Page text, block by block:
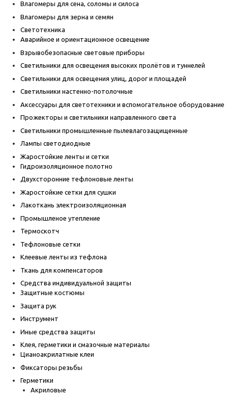
Влагомеры для сена, соломы и силоса
Влагомеры для зерна и семян
Светотехника
Аварийное и ориентационное освещение
Взрывобезопасные световые приборы
Светильники для освещения высоких пролётов и туннелей
Светильники для освещения улиц, дорог и площадей
Светильники настенно-потолочные
Аксессуары для светотехники и вспомогательное оборудование
Прожекторы и светильники направленного света
Светильники промышленные пылевлагозащищенные
Лампы светодиодные
Жаростойкие ленты и сетки
Гидроизоляционное полотно
Двухсторонние тефлоновые ленты
Жаростойкие сетки для сушки
Лакоткань электроизоляционная
Промышленое утепление
Термоскотч
Тефлоновые сетки
Клеевые ленты из тефлона
Ткань для компенсаторов
Средства индивидуальной защиты
Защитные костюмы
Защита рук
Инструмент
Иные средства защиты
Клея, герметики и смазочные материалы
Цианоакрилатные клеи
Фиксаторы резьбы
Герметики
Акриловые